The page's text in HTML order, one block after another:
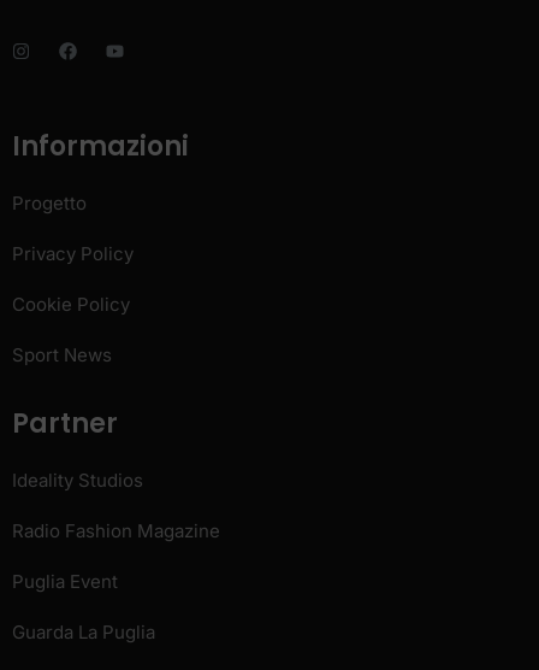
Informazioni
Progetto
Privacy Policy
Cookie Policy
Sport News
Partner
Ideality Studios
Radio Fashion Magazine
Puglia Event
Guarda La Puglia